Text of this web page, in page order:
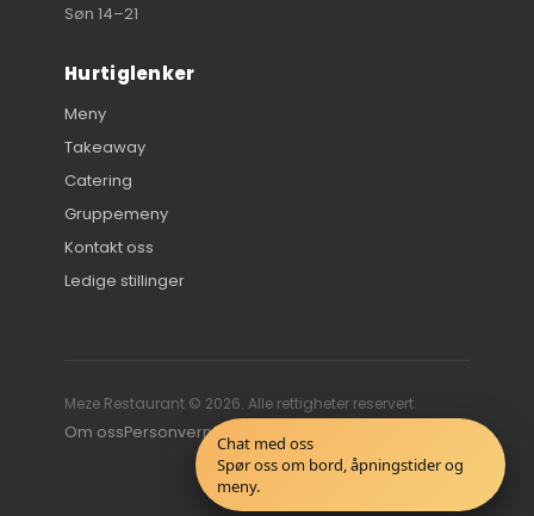
Søn 14–21
Hurtiglenker
Meny
Takeaway
Catering
Gruppemeny
Kontakt oss
Ledige stillinger
Meze Restaurant © 2026. Alle rettigheter reservert.
Om ossPersonvernerklæring
Chat med oss
Spør oss om bord, åpningstider og
meny.